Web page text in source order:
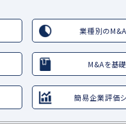
業種別の
M&Aを基
簡易企業評価